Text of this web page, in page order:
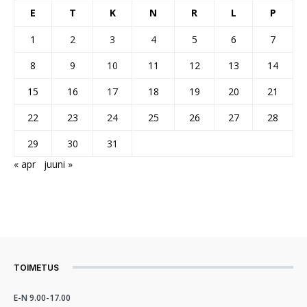
E T K N R L P
1 2 3 4 5 6
7
8
9 10 11 12 13
14
15
16 17 18 19 20
21
22
23 24 25 26 27
28
29
30
31
« apr
juuni »
TOIMETUS
E-N 9.00-17.00